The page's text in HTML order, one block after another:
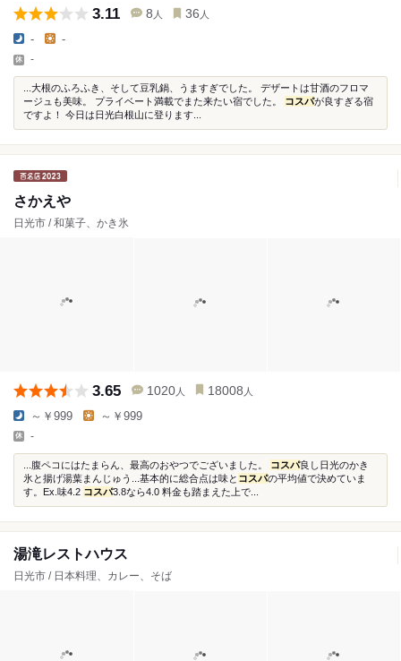
3.11 8 人 36 人
- -
-
...大根のふろふき、そして豆乳鍋、うますぎでした。 デザートは甘酒のフロマ
ージュも美味。 プライベート満載でまた来たい宿でした。 コスパが良すぎる宿
ですよ！ 今日は日光白根山に登ります...
さかえや
日光市 / 和菓子、かき氷
3.65 1020 人 18008 人
～￥999 ～￥999
-
...腹ペコにはたまらん、最高のおやつでございました。 コスパ良し日光のかき
氷と揚げ湯葉まんじゅう...基本的に総合点は味と コスパの平均値で決めていま
す。Ex.味4.2 コスパ3.8なら4.0 料金も踏まえた上で...
湯滝レストハウス
日光市 / 日本料理、カレー、そば